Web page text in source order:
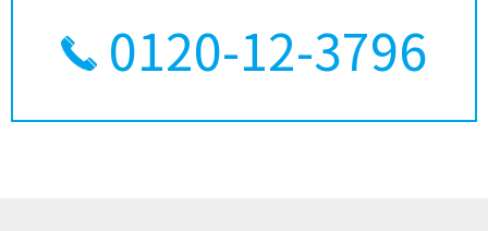
0120-12-3796